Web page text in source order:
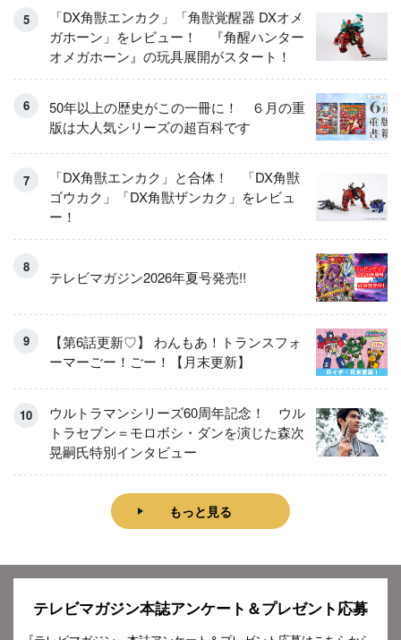
「DX角獣エンカク」「角獣覚醒器 DXオメ
ガホーン」をレビュー！ 『角醒ハンター
オメガホーン』の玩具展開がスタート！
50年以上の歴史がこの一冊に！ ６月の重
版は大人気シリーズの超百科です
「DX角獣エンカク」と合体！ 「DX角獣
ゴウカク」「DX角獣ザンカク」をレビュ
ー！
テレビマガジン2026年夏号発売!!
【第6話更新♡】 わんもあ！トランスフォ
ーマーごー！ごー！【月末更新】
ウルトラマンシリーズ60周年記念！ ウル
トラセブン＝モロボシ・ダンを演じた森次
晃嗣氏特別インタビュー
もっと見る
テレビマガジン本誌アンケート＆プレゼント応募